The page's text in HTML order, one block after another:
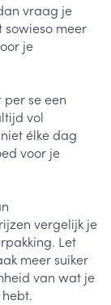
vraag je
sowieso meer
je
per se een
vol
élke dag
voor je
vergelijk je
Let
meer suiker
van wat je